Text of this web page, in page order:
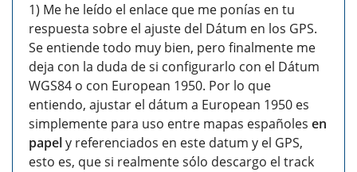
1) Me he leído el enlace que me ponías en tu
respuesta sobre el ajuste del Dátum en los GPS.
Se entiende todo muy bien, pero finalmente me
deja con la duda de si configurarlo con el Dátum
WGS84 o con European 1950. Por lo que
entiendo, ajustar el dátum a European 1950 es
simplemente para uso entre mapas españoles en
papely referenciados en este datum y el GPS,
esto es, que si realmente sólo descargo el track